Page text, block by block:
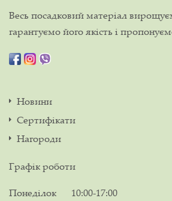
Весь посадковий матеріал
гарантуємо його якість і
Новини
Сертифікати
Нагороди
Графік роботи
Понеділок
10:00-17:00